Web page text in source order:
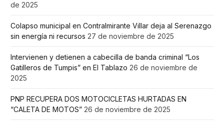
de 2025
Colapso municipal en Contralmirante Villar deja al Serenazgo
sin energía ni recursos 27 de noviembre de 2025
Intervienen y detienen a cabecilla de banda criminal “Los
Gatilleros de Tumpis” en El Tablazo 26 de noviembre de
2025
PNP RECUPERA DOS MOTOCICLETAS HURTADAS EN
“CALETA DE MOTOS” 26 de noviembre de 2025